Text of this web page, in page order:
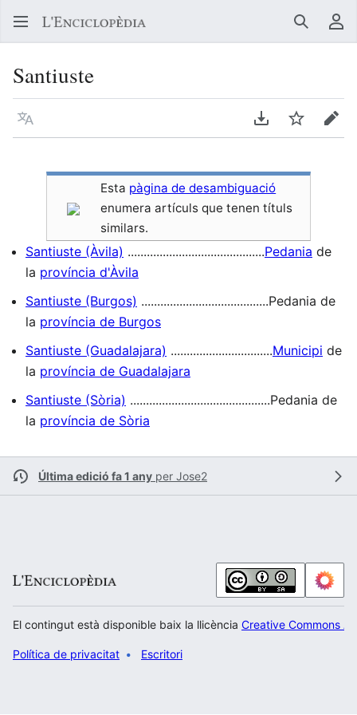
Buscar
Santiuste
Llegir en un atre idioma Descarregar en
Vigilar
Esta pàgina de desambiguació
enumera artículs que tenen títuls
similars.
Santiuste (Àvila) ...........................................Pedania de
la província d'Àvila
Santiuste (Burgos) ........................................Pedania de
la província de Burgos
Santiuste (Guadalajara) ................................Municipi de
la província de Guadalajara
Santiuste (Sòria) ............................................Pedania de
la província de Sòria
Última edició fa 1 any per Jose2
El contingut està disponible baix la llicència Creative Commons
Política de privacitat Escritori